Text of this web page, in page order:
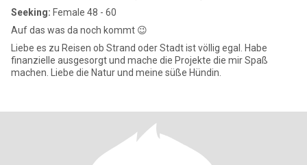
Seeking: Female 48 - 60
Auf das was da noch kommt 😉
Liebe es zu Reisen ob Strand oder Stadt ist völlig egal. Habe
finanzielle ausgesorgt und mache die Projekte die mir Spaß
machen. Liebe die Natur und meine süße Hündin.